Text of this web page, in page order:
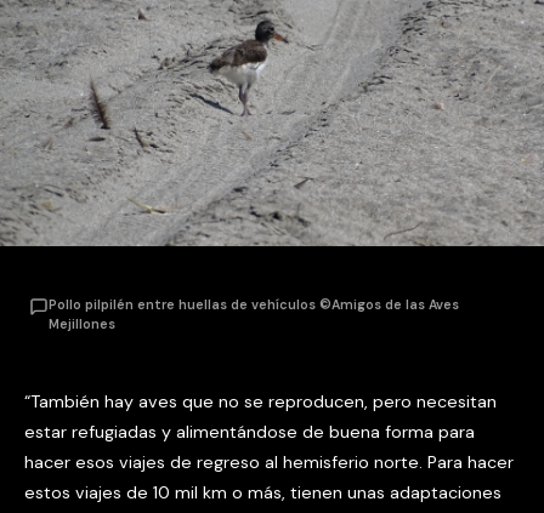
Pollo pilpilén entre huellas de vehículos ©Amigos de las Aves
Mejillones
“También hay aves que no se reproducen, pero necesitan
estar refugiadas y alimentándose de buena forma para
hacer esos viajes de regreso al hemisferio norte. Para hacer
estos viajes de 10 mil km o más, tienen unas adaptaciones